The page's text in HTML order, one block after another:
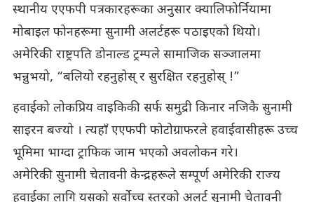
स्थानीय एएफपी पत्रकारहरूका अनुसार क्यालिफोर्नियामा
मोबाइल फोनहरूमा सुनामी अलर्टहरू पठाइएको थियो।
अमेरिकी राष्ट्रपति डोनाल्ड ट्रम्पले सामाजिक सञ्जालमा
भन्नुभयो, “बलियो रहनुहोस् र सुरक्षित रहनुहोस् !”
हवाईको लोकप्रिय वाइकिकी सर्फ समुद्री किनार नजिकै सुनामी
साइरन बज्यो । त्यहाँ एएफपी फोटोग्राफरले हवाईवासीहरू उच्च
भूमिमा भाग्दा ट्राफिक जाम भएको अवलोकन गरे।
अमेरिकी सुनामी चेतावनी केन्द्रहरूले सम्पूर्ण अमेरिकी राज्य
हवाईका लागि यसको सर्वोच्च स्तरको अलर्ट सुनामी चेतावनी